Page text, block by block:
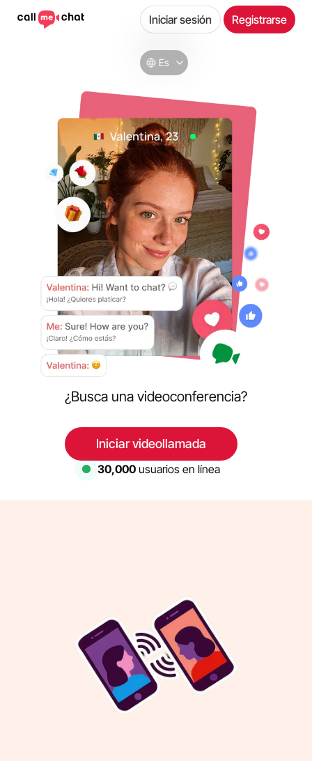
Es
Iniciar sesión Registrarse
¿Busca una videoconferencia?
Iniciar videollamada
30,000 usuarios en línea